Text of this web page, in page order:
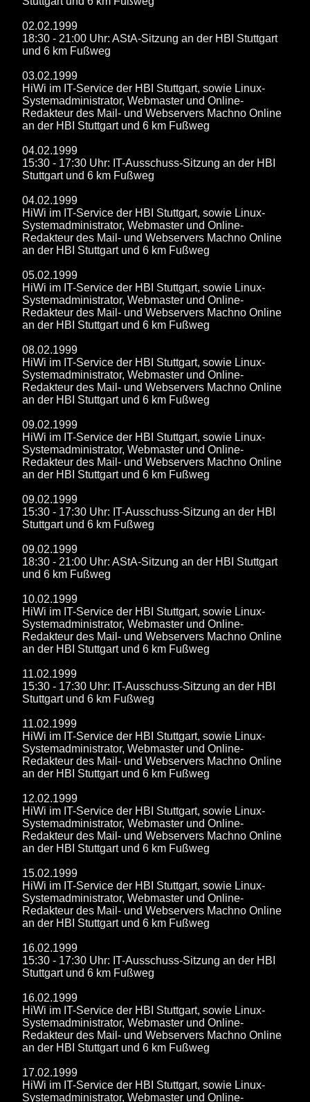
02.02.1999
18:30 - 21:00 Uhr: AStA-Sitzung an der HBI Stuttgart
und 6 km Fußweg
03.02.1999
HiWi im IT-Service der HBI Stuttgart, sowie Linux-
Systemadministrator, Webmaster und Online-
Redakteur des Mail- und Webservers Machno Online
an der HBI Stuttgart und 6 km Fußweg
04.02.1999
15:30 - 17:30 Uhr: IT-Ausschuss-Sitzung an der HBI
Stuttgart und 6 km Fußweg
04.02.1999
HiWi im IT-Service der HBI Stuttgart, sowie Linux-
Systemadministrator, Webmaster und Online-
Redakteur des Mail- und Webservers Machno Online
an der HBI Stuttgart und 6 km Fußweg
05.02.1999
HiWi im IT-Service der HBI Stuttgart, sowie Linux-
Systemadministrator, Webmaster und Online-
Redakteur des Mail- und Webservers Machno Online
an der HBI Stuttgart und 6 km Fußweg
08.02.1999
HiWi im IT-Service der HBI Stuttgart, sowie Linux-
Systemadministrator, Webmaster und Online-
Redakteur des Mail- und Webservers Machno Online
an der HBI Stuttgart und 6 km Fußweg
09.02.1999
HiWi im IT-Service der HBI Stuttgart, sowie Linux-
Systemadministrator, Webmaster und Online-
Redakteur des Mail- und Webservers Machno Online
an der HBI Stuttgart und 6 km Fußweg
09.02.1999
15:30 - 17:30 Uhr: IT-Ausschuss-Sitzung an der HBI
Stuttgart und 6 km Fußweg
09.02.1999
18:30 - 21:00 Uhr: AStA-Sitzung an der HBI Stuttgart
und 6 km Fußweg
10.02.1999
HiWi im IT-Service der HBI Stuttgart, sowie Linux-
Systemadministrator, Webmaster und Online-
Redakteur des Mail- und Webservers Machno Online
an der HBI Stuttgart und 6 km Fußweg
11.02.1999
15:30 - 17:30 Uhr: IT-Ausschuss-Sitzung an der HBI
Stuttgart und 6 km Fußweg
11.02.1999
HiWi im IT-Service der HBI Stuttgart, sowie Linux-
Systemadministrator, Webmaster und Online-
Redakteur des Mail- und Webservers Machno Online
an der HBI Stuttgart und 6 km Fußweg
12.02.1999
HiWi im IT-Service der HBI Stuttgart, sowie Linux-
Systemadministrator, Webmaster und Online-
Redakteur des Mail- und Webservers Machno Online
an der HBI Stuttgart und 6 km Fußweg
15.02.1999
HiWi im IT-Service der HBI Stuttgart, sowie Linux-
Systemadministrator, Webmaster und Online-
Redakteur des Mail- und Webservers Machno Online
an der HBI Stuttgart und 6 km Fußweg
16.02.1999
15:30 - 17:30 Uhr: IT-Ausschuss-Sitzung an der HBI
Stuttgart und 6 km Fußweg
16.02.1999
HiWi im IT-Service der HBI Stuttgart, sowie Linux-
Systemadministrator, Webmaster und Online-
Redakteur des Mail- und Webservers Machno Online
an der HBI Stuttgart und 6 km Fußweg
17.02.1999
HiWi im IT-Service der HBI Stuttgart, sowie Linux-
Systemadministrator, Webmaster und Online-